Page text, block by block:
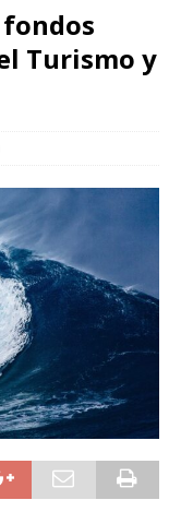
Turismo y